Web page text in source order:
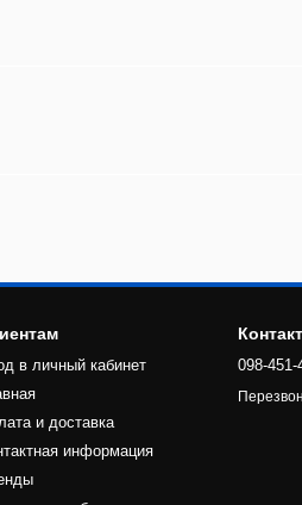
в личный кабинет
и доставка
информация
098-451-